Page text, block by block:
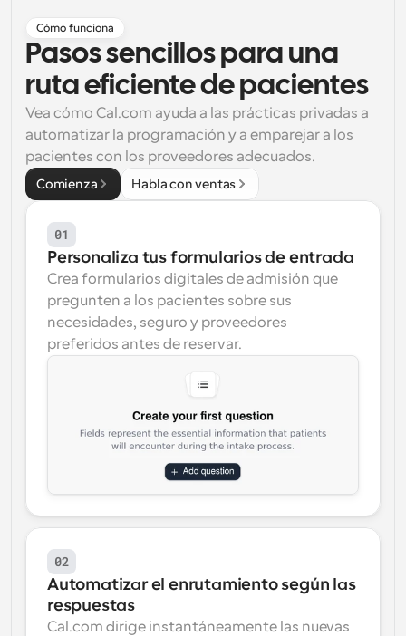
Programación potenciadda con llamadas
impulsadas por IA
Flujos de trabajo
Automatiza la programación y los recordatorios
Blog
Mantente al día con las últimas noticias y
actualizaciones
Reuniones Instantáneas
Reúnete con clientes en minutos
Enlaces de Grupo Dinámico
Reserva reuniones de forma fluida con varias personas
Recibe notificaciones cuando ocurra algo
Cómo funciona
Pasos sencillos para una
ruta eficiente de pacientes
Vea cómo Cal.com ayuda a las prácticas privadas a
automatizar la programación y a emparejar a los
pacientes con los proveedores adecuados.
Comienza Habla con ventas
01
Personaliza tus formularios de entrada
Crea formularios digitales de admisión que
pregunten a los pacientes sobre sus
necesidades, seguro y proveedores
preferidos antes de reservar.
02
Automatizar el enrutamiento según las
respuestas
Cal.com dirige instantáneamente las nuevas